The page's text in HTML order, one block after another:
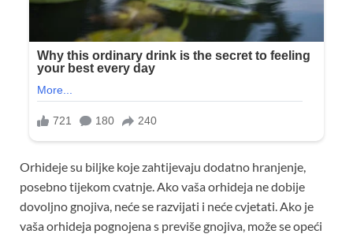
Orhideje su biljke koje zahtijevaju dodatno hranjenje,
posebno tijekom cvatnje. Ako vaša orhideja ne dobije
dovoljno gnojiva, neće se razvijati i neće cvjetati. Ako je
vaša orhideja pognojena s previše gnojiva, može se opeći